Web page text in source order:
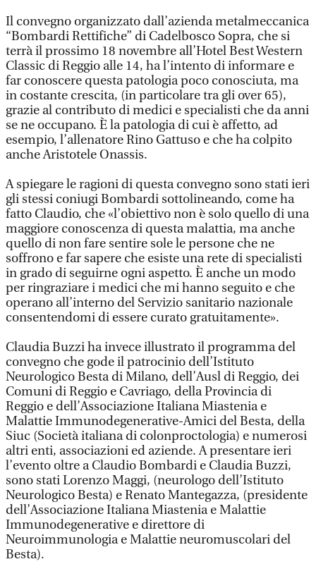
Il convegno organizzato dall’azienda metalmeccanica
“Bombardi Rettifiche” di Cadelbosco Sopra, che si
terrà il prossimo 18 novembre all’Hotel Best Western
Classic di Reggio alle 14, ha l’intento di informare e
far conoscere questa patologia poco conosciuta, ma
in costante crescita, (in particolare tra gli over 65),
grazie al contributo di medici e specialisti che da anni
se ne occupano. È la patologia di cui è affetto, ad
esempio, l’allenatore Rino Gattuso e che ha colpito
anche Aristotele Onassis.
A spiegare le ragioni di questa convegno sono stati ieri
gli stessi coniugi Bombardi sottolineando, come ha
fatto Claudio, che «l’obiettivo non è solo quello di una
maggiore conoscenza di questa malattia, ma anche
quello di non fare sentire sole le persone che ne
soffrono e far sapere che esiste una rete di specialisti
in grado di seguirne ogni aspetto. È anche un modo
per ringraziare i medici che mi hanno seguito e che
operano all’interno del Servizio sanitario nazionale
consentendomi di essere curato gratuitamente».
Claudia Buzzi ha invece illustrato il programma del
convegno che gode il patrocinio dell’Istituto
Neurologico Besta di Milano, dell’Ausl di Reggio, dei
Comuni di Reggio e Cavriago, della Provincia di
Reggio e dell’Associazione Italiana Miastenia e
Malattie Immunodegenerative-Amici del Besta, della
Siuc (Società italiana di colonproctologia) e numerosi
altri enti, associazioni ed aziende. A presentare ieri
l’evento oltre a Claudio Bombardi e Claudia Buzzi,
sono stati Lorenzo Maggi, (neurologo dell’Istituto
Neurologico Besta) e Renato Mantegazza, (presidente
dell’Associazione Italiana Miastenia e Malattie
Immunodegenerative e direttore di
Neuroimmunologia e Malattie neuromuscolari del
Besta).